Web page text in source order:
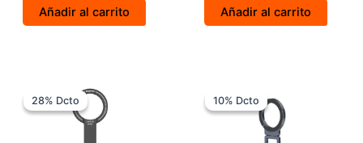
Añadir al carrito Añadir al carrito
28% Dcto
28% Dctoprecio
original
era:
10% Dcto
10% Dcto
original
era:
$ 199.000.